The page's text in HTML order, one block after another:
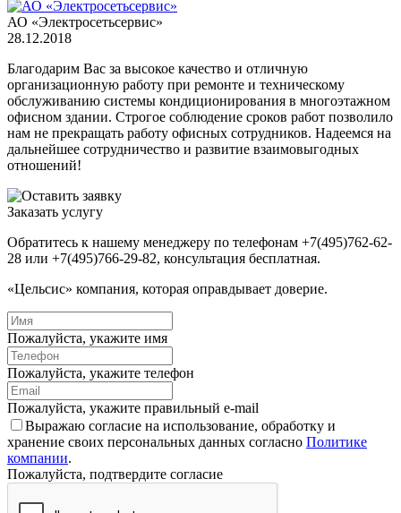
АО «Электросетьсервис»
28.12.2018
Благодарим Вас за высокое качество и отличную
организационную работу при ремонте и техническому
обслуживанию системы кондиционирования в многоэтажном
офисном здании. Строгое соблюдение сроков работ позволило
нам не прекращать работу офисных сотрудников. Надеемся на
дальнейшее сотрудничество и развитие взаимовыгодных
отношений!
Заказать услугу
Обратитесь к нашему менеджеру по телефонам +7(495)762-62-
28 или +7(495)766-29-82, консультация бесплатная.
«Цельсис» компания, которая оправдывает доверие.
Пожалуйста, укажите имя
Пожалуйста, укажите телефон
Пожалуйста, укажите правильный e-mail
Выражаю согласие на использование, обработку и
хранение своих персональных данных согласно Политике
компании.
Пожалуйста, подтвердите согласие